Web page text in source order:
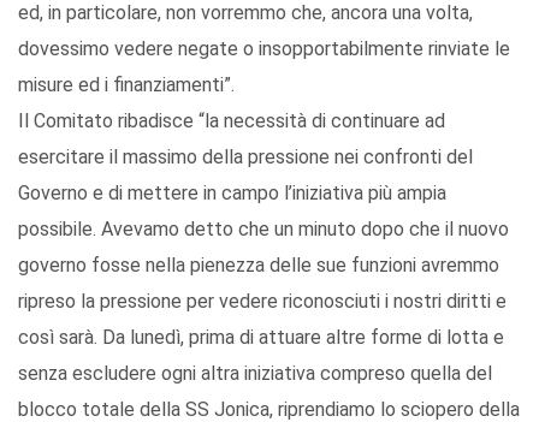
ed, in particolare, non vorremmo che, ancora una volta,
dovessimo vedere negate o insopportabilmente rinviate le
misure ed i finanziamenti”.
Il Comitato ribadisce “la necessità di continuare ad
esercitare il massimo della pressione nei confronti del
Governo e di mettere in campo l’iniziativa più ampia
possibile. Avevamo detto che un minuto dopo che il nuovo
governo fosse nella pienezza delle sue funzioni avremmo
ripreso la pressione per vedere riconosciuti i nostri diritti e
così sarà. Da lunedì, prima di attuare altre forme di lotta e
senza escludere ogni altra iniziativa compreso quella del
blocco totale della SS Jonica, riprendiamo lo sciopero della